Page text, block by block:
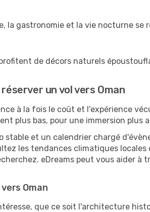
la gastronomie et la vie nocturne
de décors naturels
un vol vers Oman
à la fois le coût et l'expérience
plus bas, pour une immersion
stable et un calendrier chargé
les tendances climatiques
eDreams peut vous aider
Oman
que ce soit l'architecture